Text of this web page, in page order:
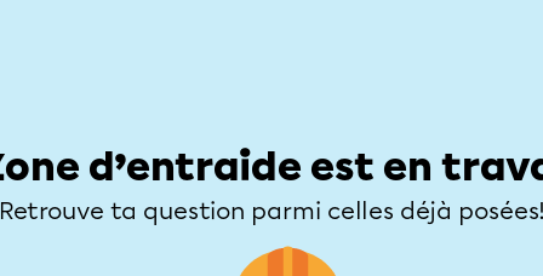
d’entraide est en
Retrouve ta question parmi celles déjà